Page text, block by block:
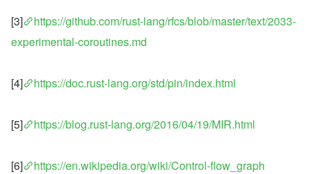
[3]
https://github.com/rust-lang/rfcs/blob/master/text/2033-
experimental-coroutines.md
[4] https://doc.rust-lang.org/std/pin/index.html
[5] https://blog.rust-lang.org/2016/04/19/MIR.html
[6] https://en.wikipedia.org/wiki/Control-flow_graph